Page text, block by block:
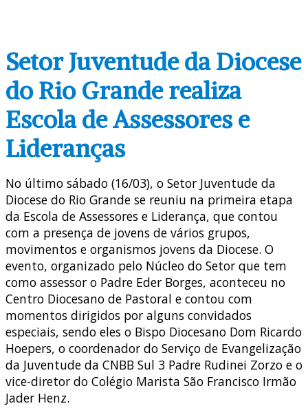
Setor Juventude da Diocese
do Rio Grande realiza
Escola de Assessores e
Lideranças
No último sábado (16/03), o Setor Juventude da
Diocese do Rio Grande se reuniu na primeira etapa
da Escola de Assessores e Liderança, que contou
com a presença de jovens de vários grupos,
movimentos e organismos jovens da Diocese. O
evento, organizado pelo Núcleo do Setor que tem
como assessor o Padre Eder Borges, aconteceu no
Centro Diocesano de Pastoral e contou com
momentos dirigidos por alguns convidados
especiais, sendo eles o Bispo Diocesano Dom Ricardo
Hoepers, o coordenador do Serviço de Evangelização
da Juventude da CNBB Sul 3 Padre Rudinei Zorzo e o
vice-diretor do Colégio Marista São Francisco Irmão
Jader Henz.